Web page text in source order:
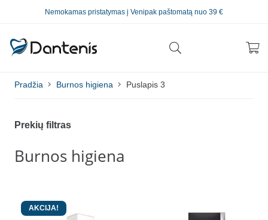
Nemokamas pristatymas į Venipak paštomatą nuo 39 €
Pradžia Burnos higiena Puslapis 3
Prekių filtras
Burnos higiena
AKCIJA!